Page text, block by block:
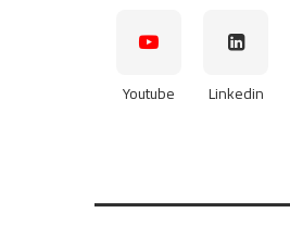
Linkedin
Youtube